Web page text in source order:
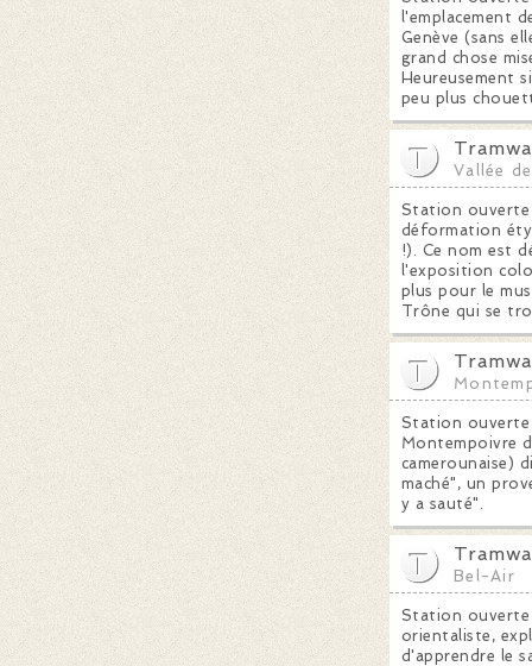
l'emplacement
Genève (sans
grand chose
Heureusement
peu plus
Vallée
Station ouverte
déformation
!). Ce nom est
l'exposition
plus pour le
Trône qui se
Station ouverte
Montempoivre
camerounaise)
maché", un
y a sauté".
Bel-Air
Station ouverte
orientaliste,
d'apprendre le